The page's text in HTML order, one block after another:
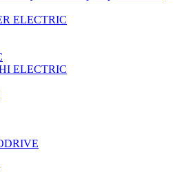
ELECTRIC
ELECTRIC